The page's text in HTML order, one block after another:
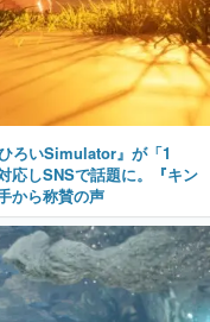
ろいSimulator』が「1
応しSNSで話題に。『キン
から称賛の声